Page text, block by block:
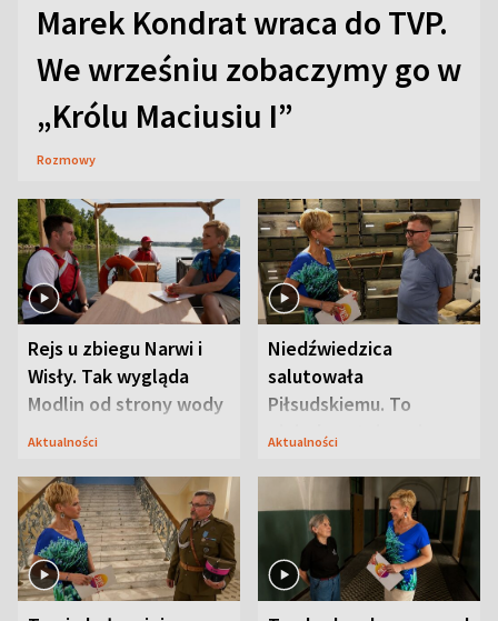
Marek Kondrat wraca do TVP.
We wrześniu zobaczymy go w
„Królu Maciusiu I”
Rozmowy
Rejs u zbiegu Narwi i
Wisły. Tak wygląda
Modlin od strony wody
Aktualności
Niedźwiedzica
salutowała
Piłsudskiemu. To
niejedyna tajemnica
Aktualności